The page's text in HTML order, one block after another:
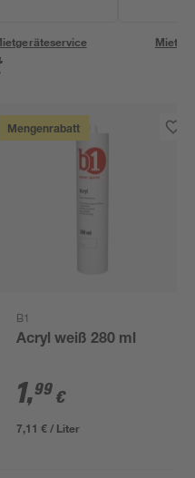
Mengenrabatt
B1
Acryl weiß 280 ml
1,99 €
7,11 € / Liter